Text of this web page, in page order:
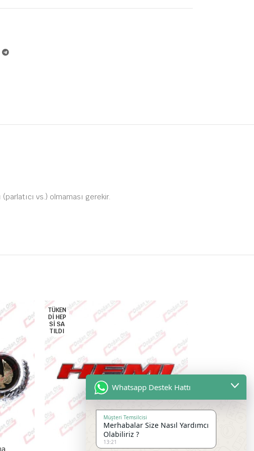
(parlatıcı vs.) olmaması gerekir.
TÜKEN
DI HEP
SI SA
TILDI
Hemi Metal Yazı
Whatsapp Destek Hattı
Müşteri Temsilcisi
Merhabalar Size Nasıl Yardımcı
Olabiliriz ?
13:21